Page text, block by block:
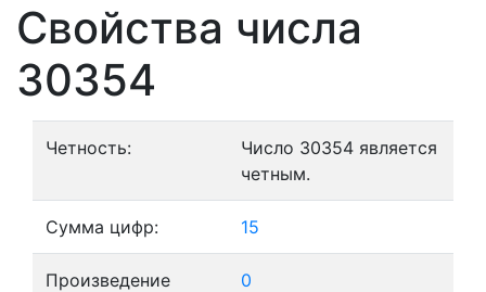
Свойства числа
30354
Четность:
Число 30354 является
четным.
Сумма цифр: 15
Произведение
0